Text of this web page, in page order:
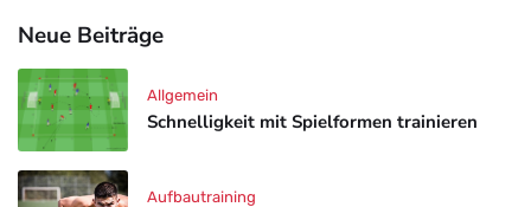
Neue Beiträge
Schnelligkeit mit Spielformen trainieren
Allgemein
Aufbautraining